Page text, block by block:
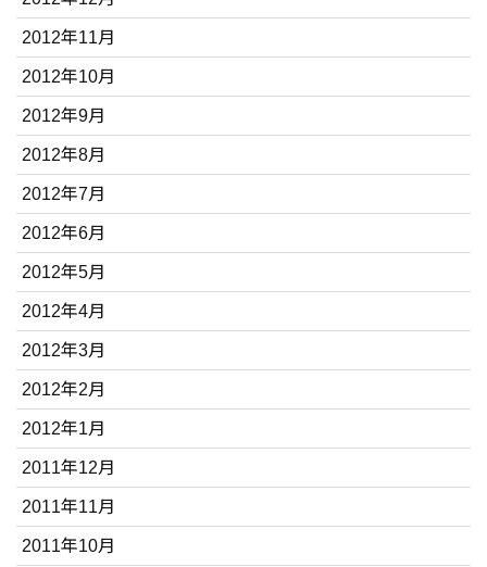
2012年11月
2012年10月
2012年9月
2012年8月
2012年7月
2012年6月
2012年5月
2012年4月
2012年3月
2012年2月
2012年1月
2011年12月
2011年11月
2011年10月